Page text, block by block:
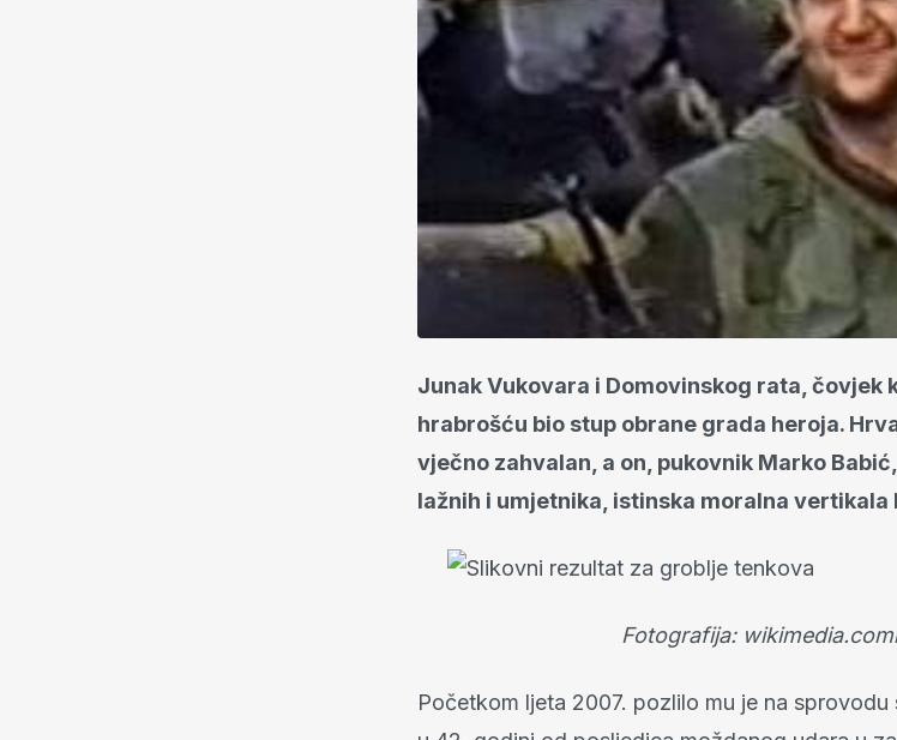
Junak Vukovara i Domovinskog rata, čovjek
hrabrošću bio stup obrane grada heroja.
vječno zahvalan, a on, pukovnik Marko
lažnih i umjetnika, istinska moralna vertikala
Fotografija:
Početkom ljeta 2007. pozlilo mu je na